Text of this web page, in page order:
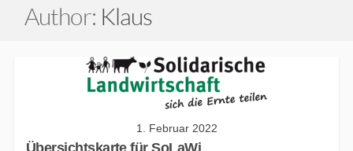
Author: Klaus
1. Februar 2022
Übersichtskarte für SoLaWi